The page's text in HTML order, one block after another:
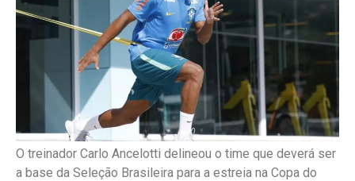
O treinador Carlo Ancelotti delineou o time que deverá ser
a base da Seleção Brasileira para a estreia na Copa do